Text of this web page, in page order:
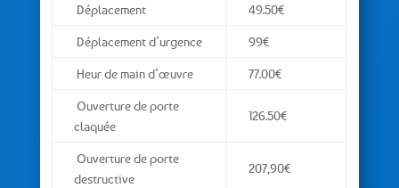
Déplacement 49.50€
Déplacement d’urgence 99€
Heur de main d’œuvre 77.00€
Ouverture de porte
claquée
126.50€
Ouverture de porte
destructive
207,90€